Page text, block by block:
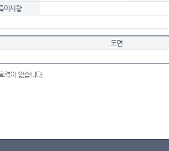
이사항
도면
력이 없습니다.